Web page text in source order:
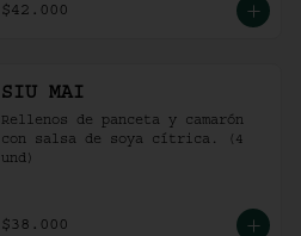
$42.000
SIU MAI
Rellenos de panceta y camarón
con salsa de soya cítrica. (4
und)
$38.000